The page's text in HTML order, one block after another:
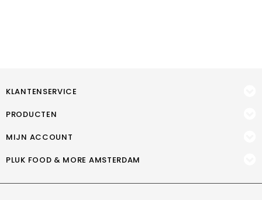
KLANTENSERVICE
PRODUCTEN
MIJN ACCOUNT
PLUK FOOD & MORE AMSTERDAM